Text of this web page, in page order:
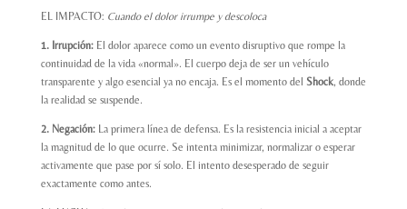
EL IMPACTO: Cuando el dolor irrumpe y descoloca
1. Irrupción:El dolor aparece como un evento disruptivo que rompe la
continuidad de la vida «normal». El cuerpo deja de ser un vehículo
transparente y algo esencial ya no encaja. Es el momento del Shock, donde
la realidad se suspende.
2. Negación:La primera línea de defensa. Es la resistencia inicial a aceptar
la magnitud de lo que ocurre. Se intenta minimizar, normalizar o esperar
activamente que pase por sí solo. El intento desesperado de seguir
exactamente como antes.